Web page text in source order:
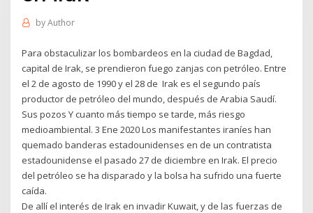
byAuthor
Para obstaculizar los bombardeos en la ciudad de Bagdad,
capital de Irak, se prendieron fuego zanjas con petróleo. Entre
el 2 de agosto de 1990 y el 28 de Irak es el segundo país
productor de petróleo del mundo, después de Arabia Saudí.
Sus pozos Y cuanto más tiempo se tarde, más riesgo
medioambiental. 3 Ene 2020 Los manifestantes iraníes han
quemado banderas estadounidenses en de un contratista
estadounidense el pasado 27 de diciembre en Irak. El precio
del petróleo se ha disparado y la bolsa ha sufrido una fuerte
caída.
De allí el interés de Irak en invadir Kuwait, y de las fuerzas de